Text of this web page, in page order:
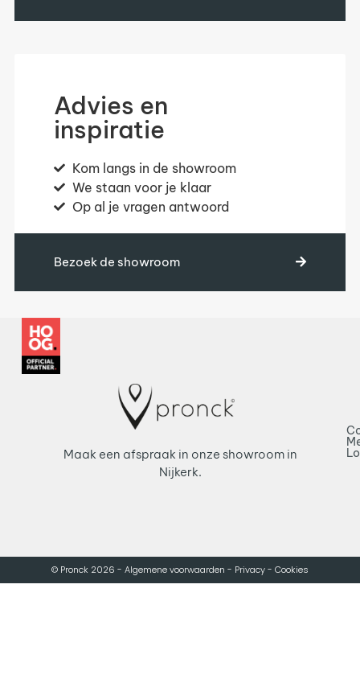
Advies en
inspiratie
Kom langs in de showroom
We staan voor je klaar
Op al je vragen antwoord
Bezoek de showroom
Maak een afspraak in onze showroom in
Nijkerk.
© Pronck 2026 - Algemene voorwaarden - Privacy - Cookies